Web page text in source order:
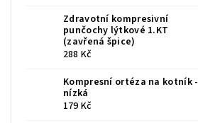
Zdravotní kompresivní
punčochy lýtkové 1.KT
(zavřená špice)
288 Kč
Kompresní ortéza na kotník -
nízká
179 Kč